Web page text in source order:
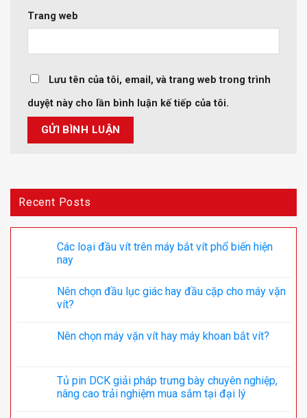
Trang web
Lưu tên của tôi, email, và trang web trong trình
duyệt này cho lần bình luận kế tiếp của tôi.
Recent Posts
Các loại đầu vít trên máy bắt vít phổ biến hiện
nay
Nên chọn đầu lục giác hay đầu cặp cho máy vặn
vít?
Nên chọn máy vặn vít hay máy khoan bắt vít?
Tủ pin DCK giải pháp trưng bày chuyên nghiệp,
nâng cao trải nghiệm mua sắm tại đại lý